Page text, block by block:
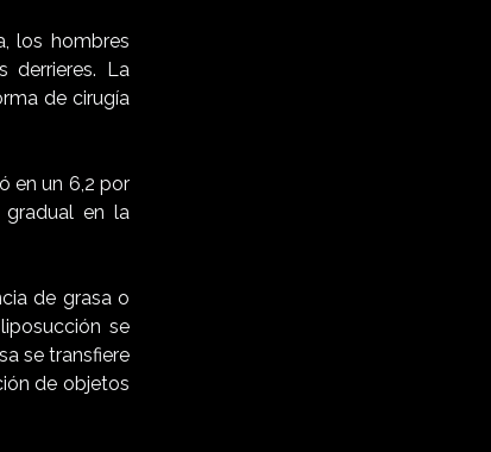
los hombres
derrieres. La
de cirugía
en un 6,2 por
gradual en la
de grasa o
se
se transfiere
de objetos